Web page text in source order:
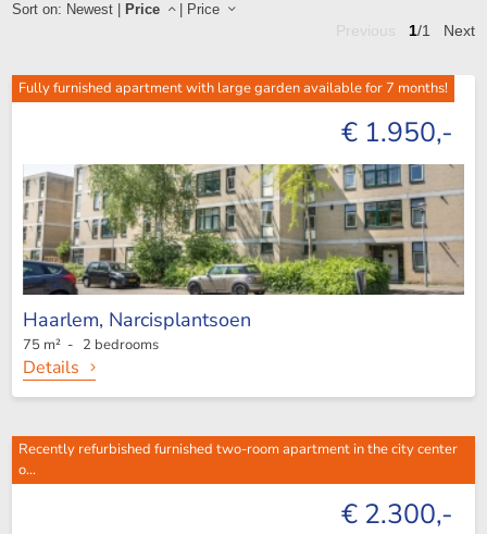
Sort on: Newest| Price | Price
1/1 Next
Fully furnished apartment with large garden available for 7 months!
€ 1.950,-
Haarlem, Narcisplantsoen
75 m² - 2 bedrooms
Details
Recently refurbished furnished two-room apartment in the city center
o...
€ 2.300,-